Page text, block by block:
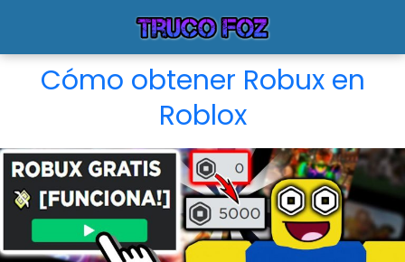
Cómo obtener Robux en
Roblox